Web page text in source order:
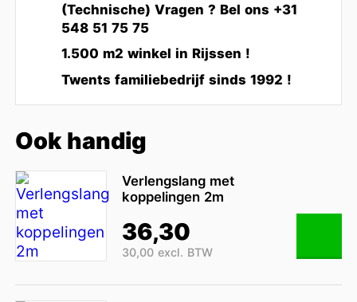
(Technische) Vragen ? Bel ons +31
548 51 75 75
1.500 m2 winkel in Rijssen !
Twents familiebedrijf sinds 1992 !
Ook handig
Verlengslang met
koppelingen 2m
36,30
30,00 excl. BTW